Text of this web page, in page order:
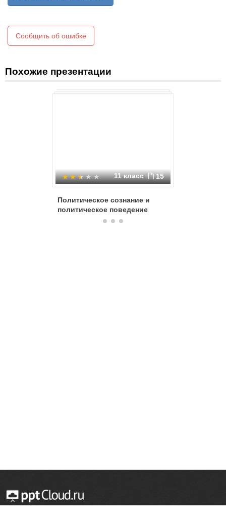
Сообщить об ошибке
Похожие презентации
11 класс 15
Политическое сознание и
политическое поведение